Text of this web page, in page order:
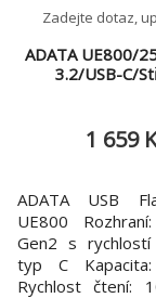
ADATA UE800/
3.2/USB-C/
Zadejte dotaz,
1 659
ADATA USB
UE800
Gen2 s
typ C
Rychlost čtení: